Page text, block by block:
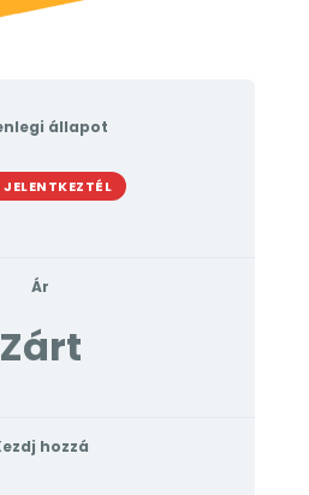
állapot
JELENTKEZTÉL
Ár
Zárt
hozzá